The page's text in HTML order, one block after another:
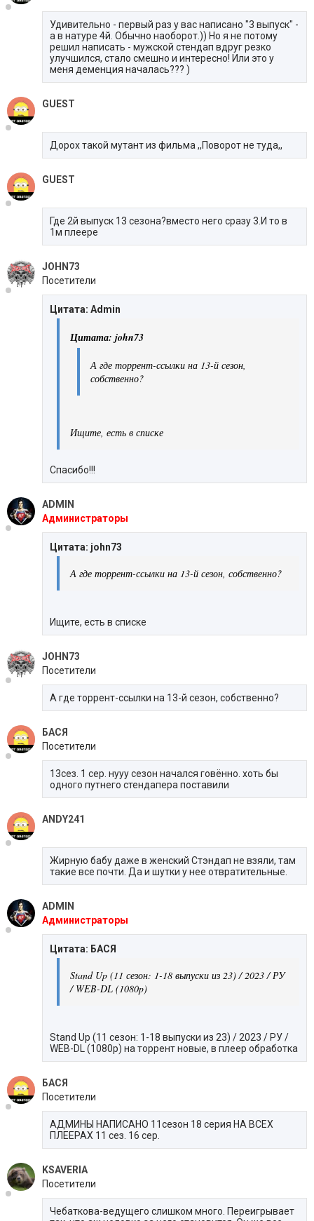
Удивительно - первый раз у вас написано "3 выпуск" -
а в натуре 4й. Обычно наоборот.)) Но я не потому
решил написать - мужской стендап вдруг резко
улучшился, стало смешно и интересно! Или это у
меня деменция началась??? )
GUEST
Дорох такой мутант из фильма ,,Поворот не туда,,
GUEST
Где 2й выпуск 13 сезона?вместо него сразу 3.И то в
1м плеере
JOHN73
Посетители
Цитата: Admin
Цитата: john73
А где торрент-ссылки на 13-й сезон,
собственно?
Ищите, есть в списке
Спасибо!!!
ADMIN
Администраторы
Цитата: john73
А где торрент-ссылки на 13-й сезон, собственно?
Ищите, есть в списке
JOHN73
Посетители
А где торрент-ссылки на 13-й сезон, собственно?
БАСЯ
Посетители
13сез. 1 сер. нууу сезон начался говённо. хоть бы
одного путнего стендапера поставили
ANDY241
Жирную бабу даже в женский Стэндап не взяли, там
такие все почти. Да и шутки у нее отвратительные.
ADMIN
Администраторы
Цитата: БАСЯ
Stand Up (11 сезон: 1-18 выпуски из 23) / 2023 / РУ
/ WEB-DL (1080p)
Stand Up (11 сезон: 1-18 выпуски из 23) / 2023 / РУ /
WEB-DL (1080p) на торрент новые, в плеер обработка
БАСЯ
Посетители
АДМИНЫ НАПИСАНО 11сезон 18 серия НА ВСЕХ
ПЛЕЕРАХ 11 сез. 16 сер.
KSAVERIA
Посетители
Чебаткова-ведущего слишком много. Переигрывает